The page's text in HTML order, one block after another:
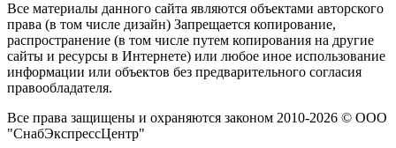
Все материалы данного сайта являются объектами авторского
права (в том числе дизайн) Запрещается копирование,
распространение (в том числе путем копирования на другие
сайты и ресурсы в Интернете) или любое иное использование
информации или объектов без предварительного согласия
правообладателя.
Все права защищены и охраняются законом 2010-2026 © ООО
"СнабЭкспрессЦентр"